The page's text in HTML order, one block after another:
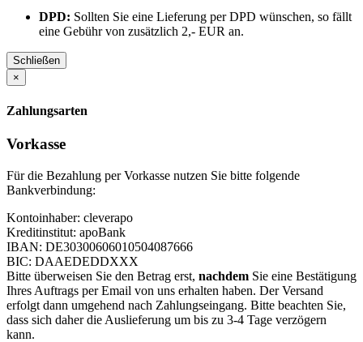
DPD: Sollten Sie eine Lieferung per DPD wünschen, so fällt
eine Gebühr von zusätzlich 2,- EUR an.
Schließen
×
Zahlungsarten
Vorkasse
Für die Bezahlung per Vorkasse nutzen Sie bitte folgende
Bankverbindung:
Kontoinhaber: cleverapo
Kreditinstitut: apoBank
IBAN: DE30300606010504087666
BIC: DAAEDEDDXXX
Bitte überweisen Sie den Betrag erst, nachdem Sie eine Bestätigung
Ihres Auftrags per Email von uns erhalten haben. Der Versand
erfolgt dann umgehend nach Zahlungseingang. Bitte beachten Sie,
dass sich daher die Auslieferung um bis zu 3-4 Tage verzögern
kann.